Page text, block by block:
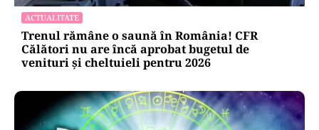
ACTUALITATE
Trenul rămâne o saună în România! CFR
Călători nu are încă aprobat bugetul de
venituri și cheltuieli pentru 2026